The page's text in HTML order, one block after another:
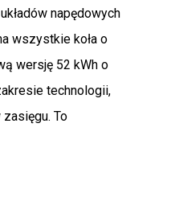
napędowych
wszystkie koła o
wersję 52 kWh o
technologii,
To